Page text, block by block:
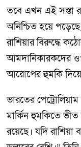
তবে এখন এই সস্তা
অনিশ্চিত হয়ে
রাশিয়ার বিরুদ্ধে
আমদানিকারকদের
আরোপের হুমকি
ভারতের
মার্কিন হুমকিতে ভীত
রয়েছে। যদি